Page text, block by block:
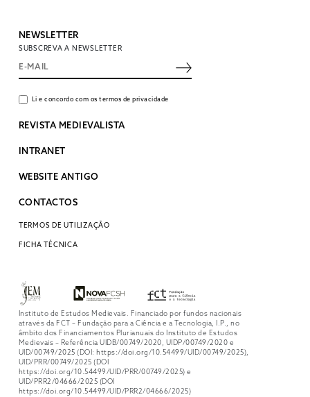
NEWSLETTER
SUBSCREVA A NEWSLETTER
Li e concordo com os termos de privacidade
REVISTA MEDIEVALISTA
INTRANET
WEBSITE ANTIGO
CONTACTOS
TERMOS DE UTILIZAÇÃO
FICHA TÉCNICA
Instituto de Estudos Medievais. Financiado por fundos nacionais
através da FCT – Fundação para a Ciência e a Tecnologia, I.P., no
âmbito dos Financiamentos Plurianuais do Instituto de Estudos
Medievais – Referência UIDB/00749/2020, UIDP/00749/2020 e
UID/00749/2025 (DOI: https://doi.org/10.54499/UID/00749/2025),
UID/PRR/00749/2025 (DOI
https://doi.org/10.54499/UID/PRR/00749/2025) e
UID/PRR2/04666/2025 (DOI
https://doi.org/10.54499/UID/PRR2/04666/2025)